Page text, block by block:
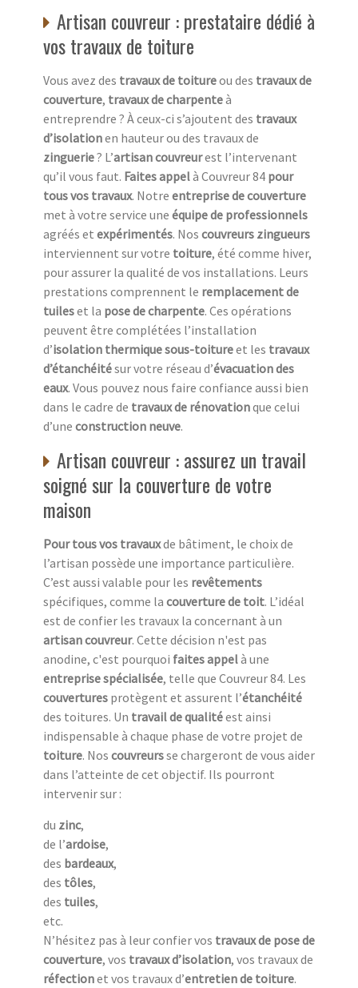
Artisan couvreur : prestataire dédié à
vos travaux de toiture
Vous avez des travaux de toitureou des travaux de
couverture, travaux de charpenteà
entreprendre ? À ceux-ci s’ajoutent des travaux
d’isolationen hauteur ou des travaux de
zinguerie? L’artisan couvreurest l’intervenant
qu’il vous faut. Faites appelà Couvreur 84 pour
tous vos travaux. Notre entreprise de couverture
met à votre service une équipe de professionnels
agréés et expérimentés. Nos couvreurs zingueurs
interviennent sur votre toiture, été comme hiver,
pour assurer la qualité de vos installations. Leurs
prestations comprennent le remplacement de
tuileset la pose de charpente. Ces opérations
peuvent être complétées l’installation
d’isolation thermique sous-toitureet les travaux
d’étanchéitésur votre réseau d’évacuation des
eaux. Vous pouvez nous faire confiance aussi bien
dans le cadre de travaux de rénovationque celui
d’une construction neuve.
Artisan couvreur : assurez un travail
soigné sur la couverture de votre
maison
Pour tous vos travauxde bâtiment, le choix de
l’artisan possède une importance particulière.
C’est aussi valable pour les revêtements
spécifiques, comme la couverture de toit. L’idéal
est de confier les travaux la concernant à un
artisan couvreur. Cette décision n'est pas
anodine, c'est pourquoi faites appelà une
entreprise spécialisée, telle que Couvreur 84. Les
couvertures protègent et assurent l’étanchéité
des toitures. Un travail de qualitéest ainsi
indispensable à chaque phase de votre projet de
toiture. Nos couvreursse chargeront de vous aider
dans l’atteinte de cet objectif. Ils pourront
intervenir sur :
du zinc,
de l’ardoise,
des bardeaux,
des tôles,
des tuiles,
etc.
N’hésitez pas à leur confier vos travaux de pose de
couverture, vos travaux d’isolation, vos travaux de
réfectionet vos travaux d’entretien de toiture.